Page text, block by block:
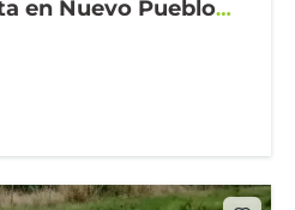
en Nuevo Pueblo